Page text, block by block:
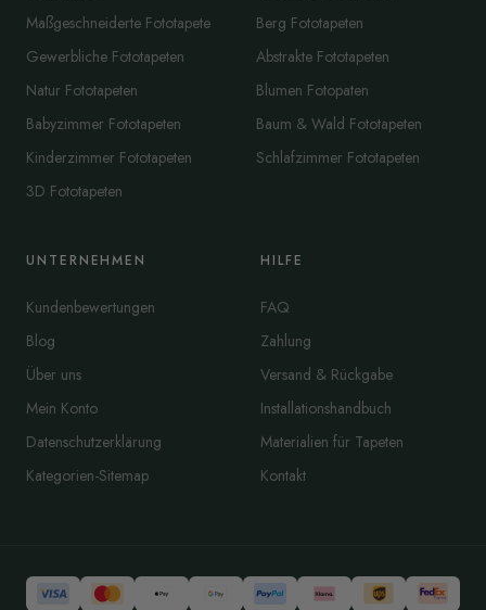
Maßgeschneiderte Fototapete
Gewerbliche Fototapeten
Natur Fototapeten
Babyzimmer Fototapeten
Kinderzimmer Fototapeten
3D Fototapeten
Berg Fototapeten
Abstrakte Fototapeten
Blumen Fotopaten
Baum & Wald Fototapeten
Schlafzimmer Fototapeten
UNTERNEHMEN
Kundenbewertungen
Blog
Über uns
Mein Konto
Datenschutzerklärung
Kategorien-Sitemap
HILFE
FAQ
Zahlung
Versand & Rückgabe
Installationshandbuch
Materialien für Tapeten
Kontakt